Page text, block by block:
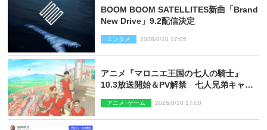
BOOM BOOM SATELLITES新曲「Brand
New Drive」9.2配信決定
エンタメ 2026/8/10 17:05
アニメ『マロニエ王国の七人の騎士』
10.3放送開始＆PV解禁 七人兄弟キャス
アニメ･ゲーム 2026/8/10 17:00